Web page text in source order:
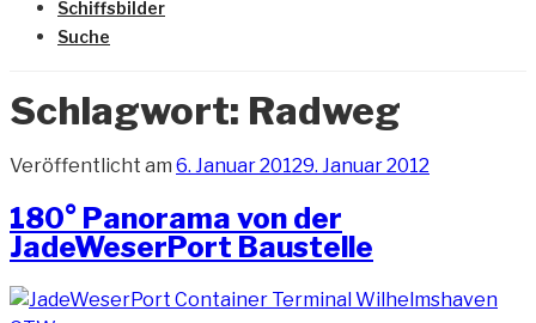
Schiffsbilder
Suche
Schlagwort: Radweg
Veröffentlicht am 6. Januar 20129. Januar 2012
180° Panorama von der
JadeWeserPort Baustelle